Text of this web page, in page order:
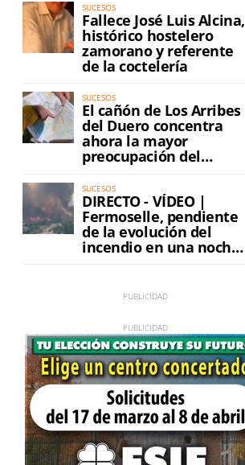
SUCESOS
Fallece José Luis Alcina,
histórico hostelero
zamorano y referente
de la coctelería
SUCESOS
El cañón de Los Arribes
del Duero concentra
ahora la mayor
preocupación del
incendio
SUCESOS
DIRECTO - VÍDEO |
Fermoselle, pendiente
de la evolución del
incendio en una noche